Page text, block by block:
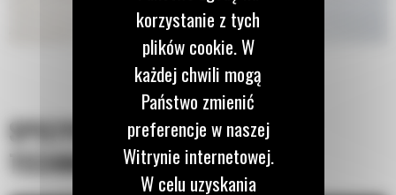
SPECYFIKACJA
TECHNICZNA
korzystanie z tych
plików cookie. W
każdej chwili mogą
Państwo zmienić
preferencje w naszej
Witrynie internetowej.
W celu uzyskania